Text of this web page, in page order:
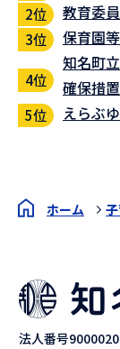
教育委
保育園
知名町
確保措
えらぶ
ホーム
法人番号